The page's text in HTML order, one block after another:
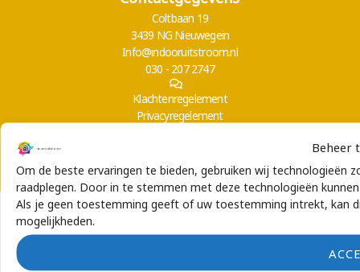
Beheer
Om de beste ervaringen te bieden, gebruiken wij
raadplegen. Door in te stemmen met deze technologieën
Als je geen toestemming geeft of uw toestemming intrekt, kan
mogelijkheden.
Coltbaan 19
3439 NG Nieuwegein
Info@indooruitstroom.nl
030 - 207 2747
Klachtenregelement
Privacyregelement